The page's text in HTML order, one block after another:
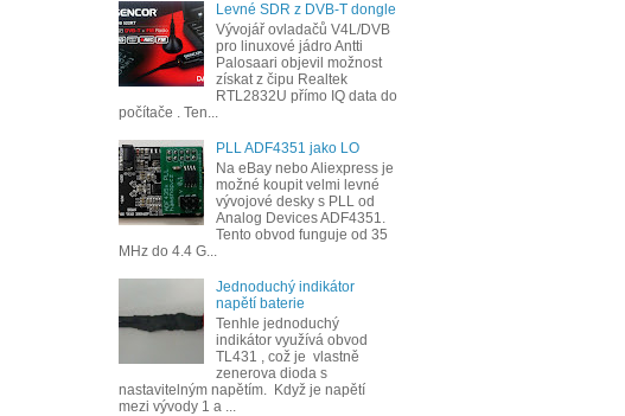
Levné SDR z DVB-T dongle
Vývojář ovladačů V4L/DVB
pro linuxové jádro Antti
Palosaari objevil možnost
získat z čipu Realtek
RTL2832U přímo IQ data do
počítače . Ten...
PLL ADF4351 jako LO
Na eBay nebo Aliexpress je
možné koupit velmi levné
vývojové desky s PLL od
Analog Devices ADF4351.
Tento obvod funguje od 35
MHz do 4.4 G...
Jednoduchý indikátor
napětí baterie
Tenhle jednoduchý
indikátor využívá obvod
TL431 , což je vlastně
zenerova dioda s
nastavitelným napětím. Když je napětí
mezi vývody 1 a ...